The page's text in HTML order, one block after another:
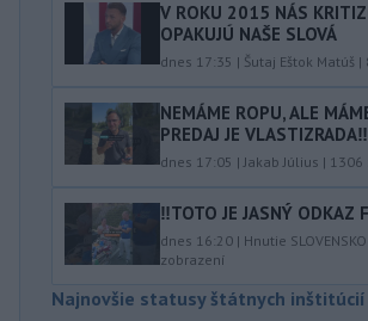
V ROKU 2015 NÁS
OPAKUJÚ NAŠE SLOVÁ
dnes 17:35 | Šutaj Eštok Matúš |
NEMÁME ROPU, ALE
PREDAJ JE
dnes 17:05 |Jakab Július | 1306
‼️TOTO JE JASNÝ ODKAZ
dnes 16:20 | Hnutie SLOVENSKO
zobrazení
Najnovšie statusy štátnych inštitúcií